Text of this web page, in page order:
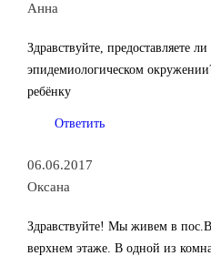
Анна
Здравствуйте, предоставляете
эпидемиологическом
ребёнку
Ответить
06.06.2017
Оксана
Здравствуйте! Мы живем в
верхнем этаже. В одной из